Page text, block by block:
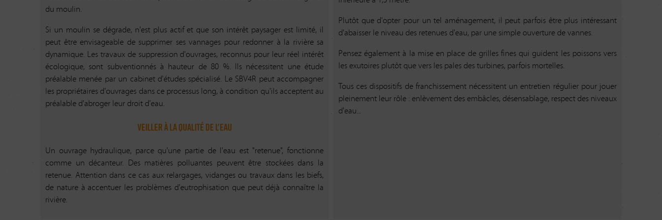
sur sa propriété.
Devoir de prévention des pollutions
En cas de pollution et de mortalité piscicole observées sur sa propriété, le
propriétaire est tenu d'informer la gendarmerie, la préfecture, l'Office Français de
la Biodiversité, la Fédération de pêche ainsi que le SBV4R afin qu'une
intervention rapide puisse être engagée pour circonscrire la pollution et en
déterminer la source.
(Art. L.212-2-2 et L.215-18 du code de l'environnement)
L'accessibilité des installations et de la rivière doit être garantie pour les agents
en charge de la police de l'eau.
Devoir d'information(Art. L.512-15 du code de l'environnement)
ou par la DDTM 27.
Le principe à retenir est l’ouverture d'au moins une vanne pendant toute la
période de gestion hivernale des vannages.
En période de crue
d’Eure-et-Loir ou de l'Eure et se tenir au courant des niveaux d’alerte
météorologique et ouvrir de façon progressive les vannes.
du moulin.
Si un moulin se dégrade, n'est plus actif et que son intérêt paysager est limité, il
peut être envisageable de supprimer ses vannages pour redonner à la rivière sa
dynamique. Les travaux de suppression d'ouvrages, reconnus pour leur réel intérêt
écologique, sont subventionnés à hauteur de 80 %. Ils nécessitent une étude
préalable menée par un cabinet d'études spécialisé. Le SBV4R peut accompagner
les propriétaires d'ouvrages dans ce processus long, à condition qu'ils acceptent au
préalable d'abroger leur droit d'eau.
Veiller à la qualité de l'eau
Un ouvrage hydraulique, parce qu'une partie de l'eau est "retenue", fonctionne
comme un décanteur. Des matières polluantes peuvent être stockées dans la
retenue. Attention dans ce cas aux relargages, vidanges ou travaux dans les biefs,
de nature à accentuer les problèmes d'eutrophisation que peut déjà connaître la
rivière.
Plutôt que d'opter pour un tel aménagement, il peut parfois être plus intéressant
d'abaisser le niveau des retenues d'eau, par une simple ouverture de vannes.
Pensez également à la mise en place de grilles fines qui guident les poissons vers
les exutoires plutôt que vers les pales des turbines, parfois mortelles.
Tous ces dispositifs de franchissement nécessitent un entretien régulier pour jouer
pleinement leur rôle : enlèvement des embâcles, désensablage, respect des niveaux
d'eau...